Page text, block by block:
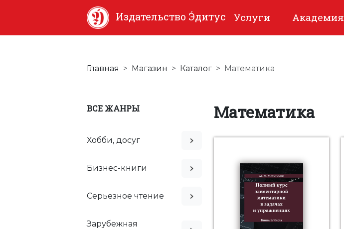
Издательство Э́дитус Услуги Академия
Главная Магазин Каталог Математика
ВСЕ ЖАНРЫ
Хобби, досуг
Бизнес-книги
Серьезное чтение
Зарубежная
Математика